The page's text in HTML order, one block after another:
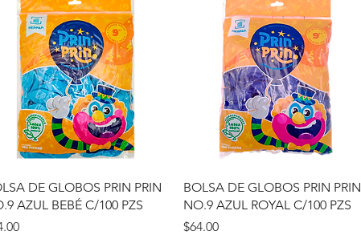
Vista rápida
DE GLOBOS PRIN PRIN
AZUL BEBÉ C/100 PZS
Vista rápida
BOLSA DE GLOBOS PRIN PRIN
NO.9 AZUL ROYAL C/100 PZS
Precio
$64.00